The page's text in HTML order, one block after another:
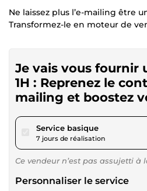
Ne laissez plus l’e-mailing être
Transformez-le en moteur de
Je vais vous fournir
1H : Reprenez le
mailing et boostez
Service basiquepour 231,22
7 jours de réalisation
Ce vendeur n’est pas assujetti à
Personnaliser le service